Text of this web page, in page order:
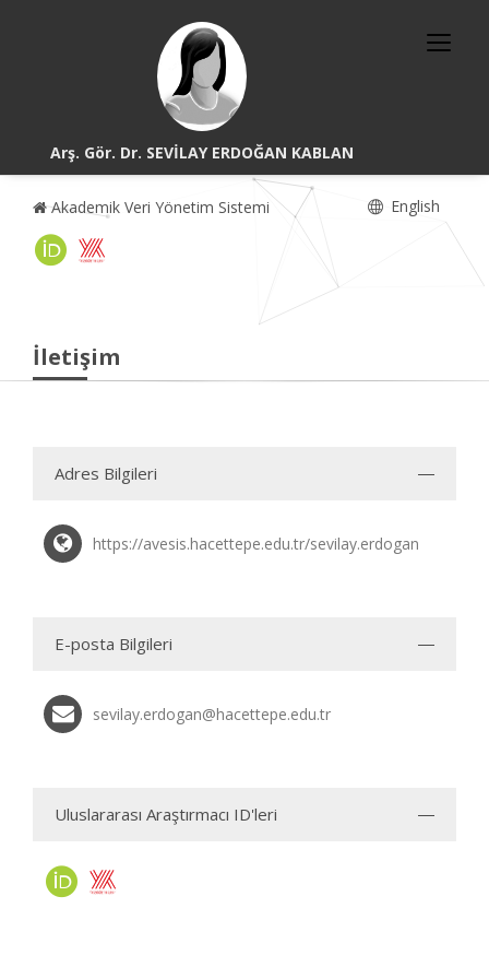
Arş. Gör. Dr. SEVİLAY ERDOĞAN KABLAN
Akademik Veri Yönetim Sistemi English
İletişim
Adres Bilgileri
https://avesis.hacettepe.edu.tr/sevilay.erdogan
E-posta Bilgileri
sevilay.erdogan@hacettepe.edu.tr
Uluslararası Araştırmacı ID'leri